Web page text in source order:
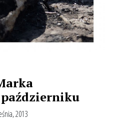
październiku
2013